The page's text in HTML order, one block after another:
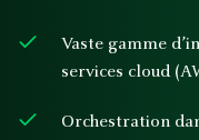
Vaste gamme
services cloud
Orchestration